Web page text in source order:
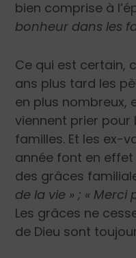
bien comprise à
bonheur dans les
Ce qui est certain,
ans plus tard les
en plus nombreux,
viennent prier pour
familles. Et les ex-
année font en
des grâces
de la vie » ; « Merci
Les grâces ne
de Dieu sont